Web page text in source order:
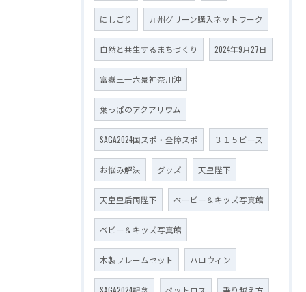
にしごり 九州グリーン購入ネットワーク
自然と共生するまちづくり 2024年9月27日
富嶽三十六景神奈川沖
葉っぱのアクアリウム
SAGA2024国スポ・全障スポ ３１５ピース
お悩み解決 グッズ 天皇陛下
天皇皇后両陛下 ベービー＆キッズ写真館
ベビー＆キッズ写真館
木製フレームセット ハロウィン